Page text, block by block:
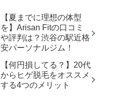
【夏までに理想の体型
を】Arisan Fitの口コミ
や評判は？渋谷の駅近格
安パーソナルジム！
【何円損してる？】20代
からヒゲ脱毛をオススメ
する4つのメリット